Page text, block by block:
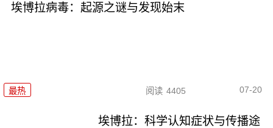
埃博拉病毒：起源之谜与发现始末
最热 阅读 4405 07-20
埃博拉：科学认知症状与传播途